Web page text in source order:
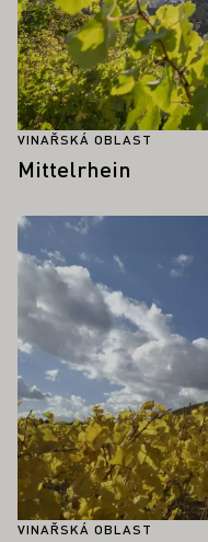
VINAŘSKÁ OBLAST
Mittelrhein
VINAŘSKÁ OBLAST
Zjistěte více